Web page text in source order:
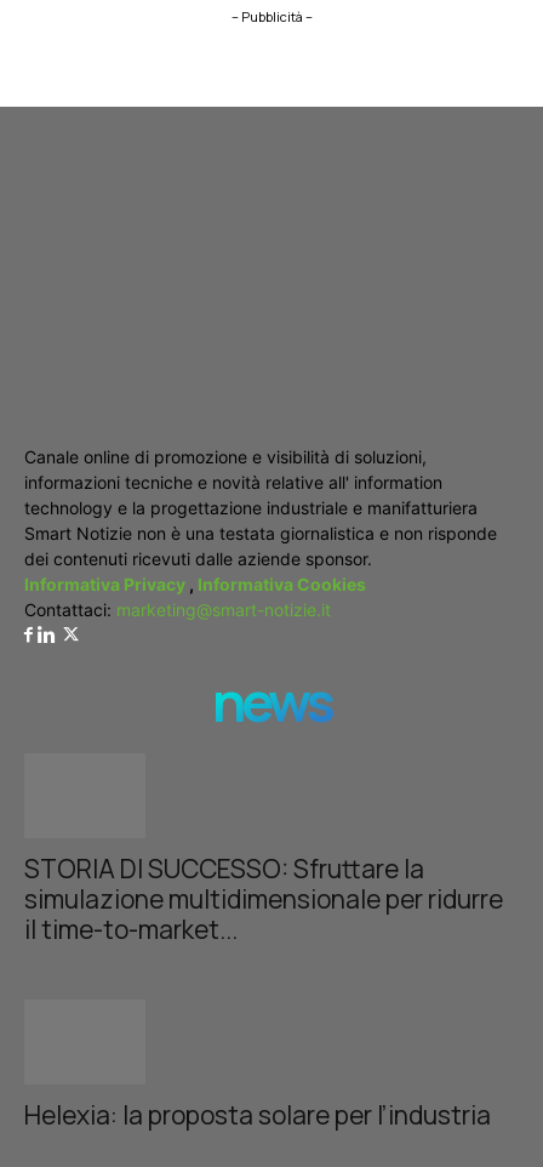
– Pubblicità –
Canale online di promozione e visibilità di soluzioni,
informazioni tecniche e novità relative all' information
technology e la progettazione industriale e manifatturiera
Smart Notizie non è una testata giornalistica e non risponde
dei contenuti ricevuti dalle aziende sponsor.
Informativa Privacy , Informativa Cookies
Contattaci: marketing@smart-notizie.it
news
STORIA DI SUCCESSO: Sfruttare la
simulazione multidimensionale per ridurre
il time-to-market...
Helexia: la proposta solare per l’industria